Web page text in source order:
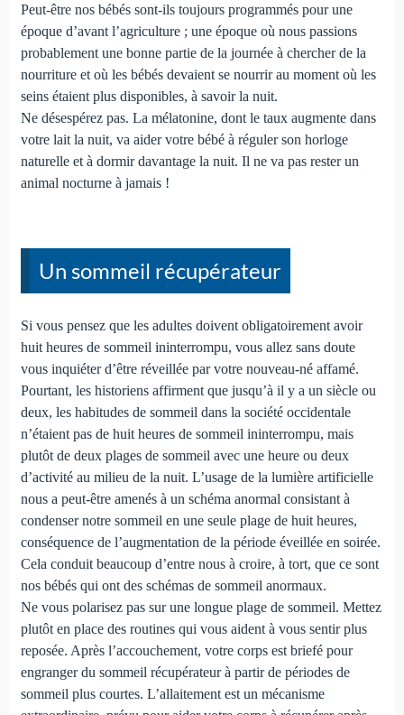
Peut-être nos bébés sont-ils toujours programmés pour une
époque d’avant l’agriculture ; une époque où nous passions
probablement une bonne partie de la journée à chercher de la
nourriture et où les bébés devaient se nourrir au moment où les
seins étaient plus disponibles, à savoir la nuit.
Ne désespérez pas. La mélatonine, dont le taux augmente dans
votre lait la nuit, va aider votre bébé à réguler son horloge
naturelle et à dormir davantage la nuit. Il ne va pas rester un
animal nocturne à jamais !
Un sommeil récupérateur
Si vous pensez que les adultes doivent obligatoirement avoir
huit heures de sommeil ininterrompu, vous allez sans doute
vous inquiéter d’être réveillée par votre nouveau-né affamé.
Pourtant, les historiens affirment que jusqu’à il y a un siècle ou
deux, les habitudes de sommeil dans la société occidentale
n’étaient pas de huit heures de sommeil ininterrompu, mais
plutôt de deux plages de sommeil avec une heure ou deux
d’activité au milieu de la nuit. L’usage de la lumière artificielle
nous a peut-être amenés à un schéma anormal consistant à
condenser notre sommeil en une seule plage de huit heures,
conséquence de l’augmentation de la période éveillée en soirée.
Cela conduit beaucoup d’entre nous à croire, à tort, que ce sont
nos bébés qui ont des schémas de sommeil anormaux.
Ne vous polarisez pas sur une longue plage de sommeil. Mettez
plutôt en place des routines qui vous aident à vous sentir plus
reposée. Après l’accouchement, votre corps est briefé pour
engranger du sommeil récupérateur à partir de périodes de
sommeil plus courtes. L’allaitement est un mécanisme